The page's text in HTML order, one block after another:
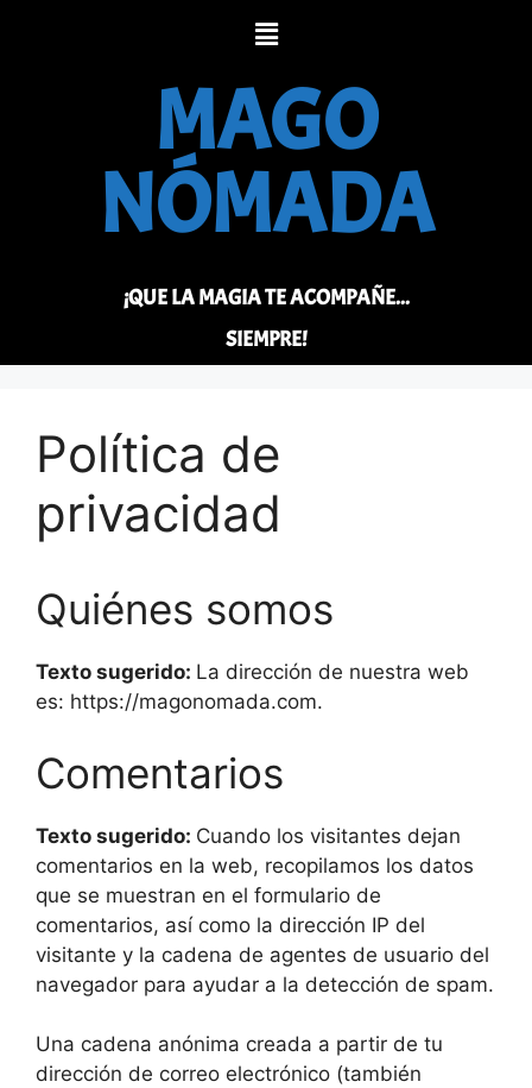
MAGO
NÓMADA
¡QUE LA MAGIA TE ACOMPAÑE...
SIEMPRE!
Política de
privacidad
Quiénes somos
Texto sugerido: La dirección de nuestra web
es: https://magonomada.com.
Comentarios
Texto sugerido: Cuando los visitantes dejan
comentarios en la web, recopilamos los datos
que se muestran en el formulario de
comentarios, así como la dirección IP del
visitante y la cadena de agentes de usuario del
navegador para ayudar a la detección de spam.
Una cadena anónima creada a partir de tu
dirección de correo electrónico (también